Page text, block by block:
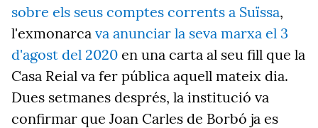
sobre els seus comptes corrents a Suïssa,
l'exmonarca va anunciar la seva marxa el 3
d'agost del 2020 en una carta al seu fill que la
Casa Reial va fer pública aquell mateix dia.
Dues setmanes després, la institució va
confirmar que Joan Carles de Borbó ja es